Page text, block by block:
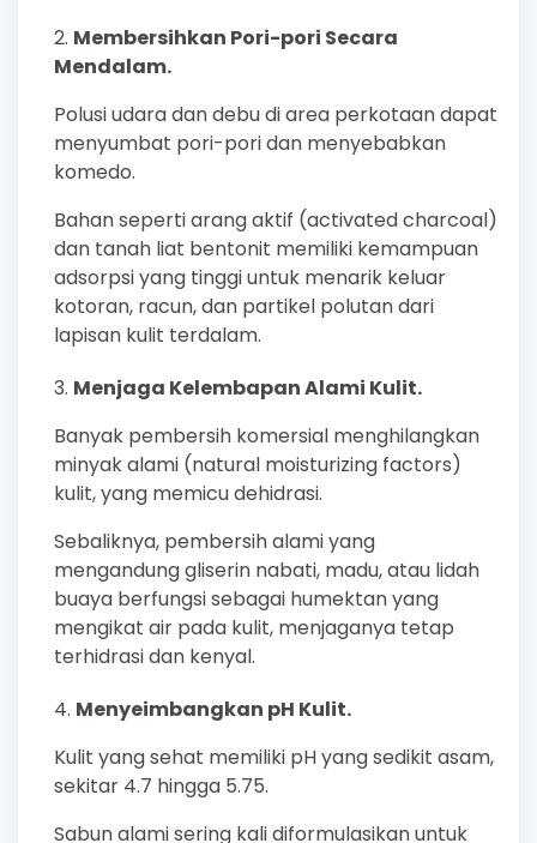
Membersihkan Pori-pori Secara
Mendalam.
Polusi udara dan debu di area perkotaan dapat
menyumbat pori-pori dan menyebabkan
komedo.
Bahan seperti arang aktif (activated charcoal)
dan tanah liat bentonit memiliki kemampuan
adsorpsi yang tinggi untuk menarik keluar
kotoran, racun, dan partikel polutan dari
lapisan kulit terdalam.
Menjaga Kelembapan Alami Kulit.
Banyak pembersih komersial menghilangkan
minyak alami (natural moisturizing factors)
kulit, yang memicu dehidrasi.
Sebaliknya, pembersih alami yang
mengandung gliserin nabati, madu, atau lidah
buaya berfungsi sebagai humektan yang
mengikat air pada kulit, menjaganya tetap
terhidrasi dan kenyal.
Menyeimbangkan pH Kulit.
Kulit yang sehat memiliki pH yang sedikit asam,
sekitar 4.7 hingga 5.75.
Sabun alami sering kali diformulasikan untuk